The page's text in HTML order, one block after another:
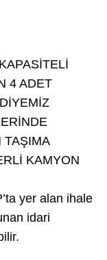
4 ADET
TAŞIMA
KAMYON
yer alan ihale
idari